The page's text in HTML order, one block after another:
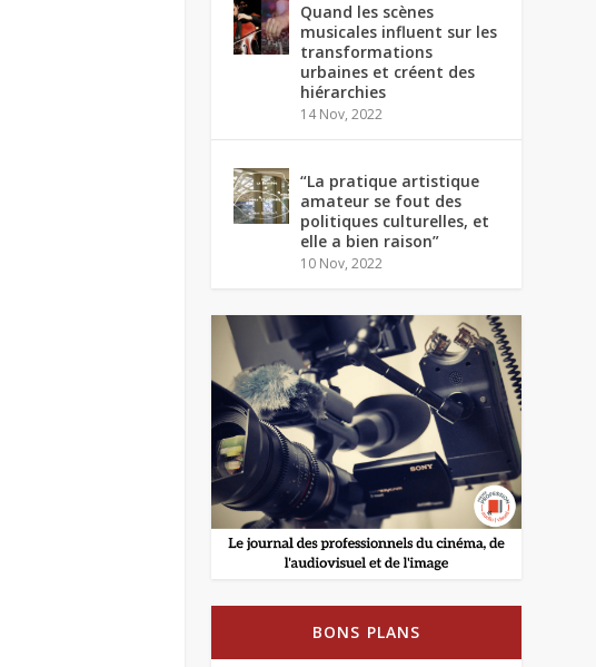
Quand les scènes
musicales influent sur les
transformations
urbaines et créent des
hiérarchies
14 Nov, 2022
“La pratique artistique
amateur se fout des
politiques culturelles, et
elle a bien raison”
10 Nov, 2022
BONS PLANS